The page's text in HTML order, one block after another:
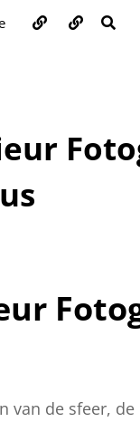
Over
ons
Contact
van de sfeer,